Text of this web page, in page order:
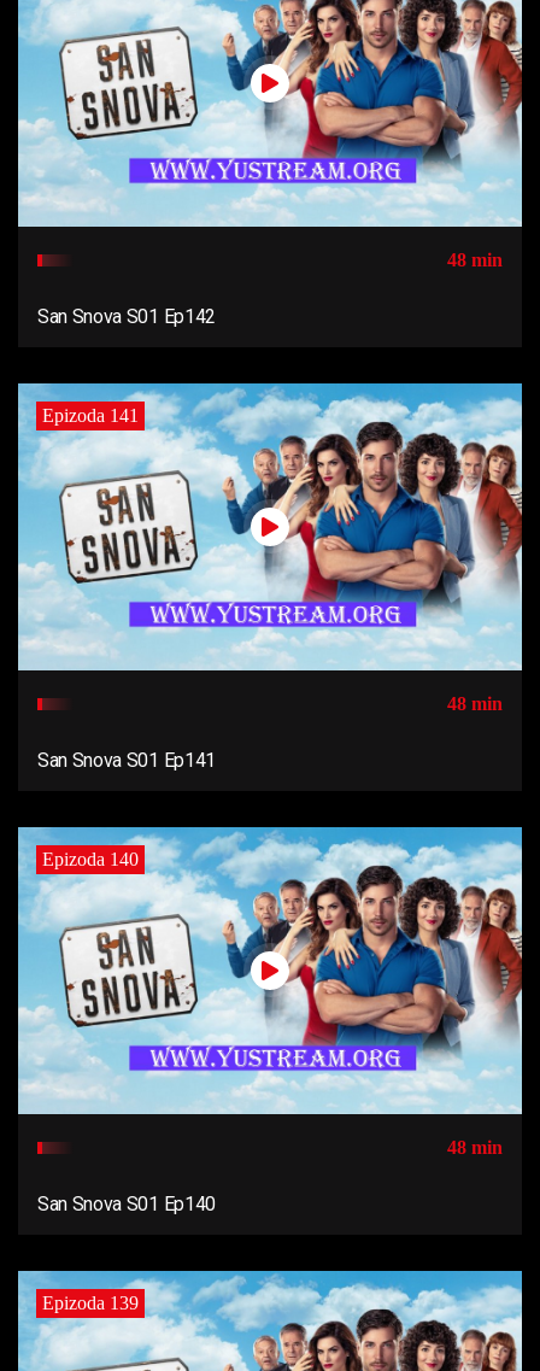
48 min
San Snova S01 Ep142
Epizoda 141
48 min
San Snova S01 Ep141
Epizoda 140
48 min
San Snova S01 Ep140
Epizoda 139